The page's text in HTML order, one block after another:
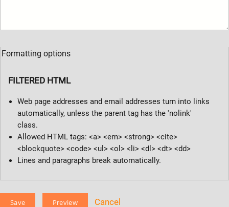
Formatting options
FILTERED HTML
Web page addresses and email addresses turn into links
automatically, unless the parent tag has the 'nolink'
class.
Allowed HTML tags: <a> <em> <strong> <cite>
<blockquote> <code> <ul> <ol> <li> <dl> <dt> <dd>
Lines and paragraphs break automatically.
Cancel